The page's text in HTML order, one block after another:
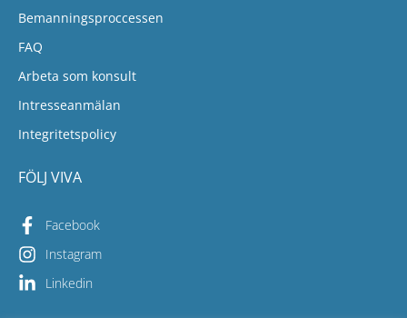
Bemanningsproccessen
FAQ
Arbeta som konsult
Intresseanmälan
Integritetspolicy
FÖLJ VIVA
Facebook
Instagram
Linkedin